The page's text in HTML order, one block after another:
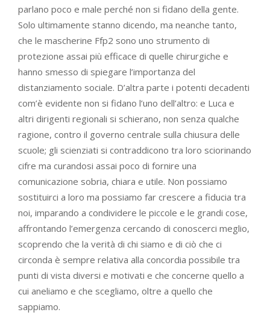
parlano poco e male perché non si fidano della gente.
Solo ultimamente stanno dicendo, ma neanche tanto,
che le mascherine Ffp2 sono uno strumento di
protezione assai più efficace di quelle chirurgiche e
hanno smesso di spiegare l’importanza del
distanziamento sociale. D’altra parte i potenti decadenti
com’è evidente non si fidano l’uno dell’altro: e Luca e
altri dirigenti regionali si schierano, non senza qualche
ragione, contro il governo centrale sulla chiusura delle
scuole; gli scienziati si contraddicono tra loro sciorinando
cifre ma curandosi assai poco di fornire una
comunicazione sobria, chiara e utile. Non possiamo
sostituirci a loro ma possiamo far crescere a fiducia tra
noi, imparando a condividere le piccole e le grandi cose,
affrontando l’emergenza cercando di conoscerci meglio,
scoprendo che la verità di chi siamo e di ciò che ci
circonda è sempre relativa alla concordia possibile tra
punti di vista diversi e motivati e che concerne quello a
cui aneliamo e che scegliamo, oltre a quello che
sappiamo.